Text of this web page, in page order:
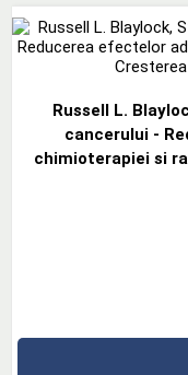
Russell L.
cancerului -
chimioterapiei si